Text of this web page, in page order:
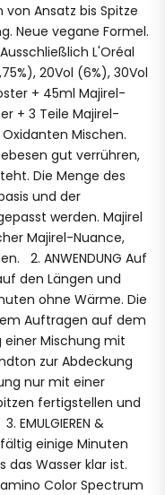
Ansatz bis Spitze
Neue vegane Formel.
Ausschließlich L'Oréal
20Vol (6%), 30Vol
+ 45ml Majirel-
+ 3 Teile Majirel-
Mischen.
gut verrühren,
Die Menge des
und der
werden. Majirel
Majirel-Nuance,
2. ANWENDUNG Auf
den Längen und
ohne Wärme. Die
Auftragen auf dem
einer Mischung mit
zur Abdeckung
nur mit einer
fertigstellen und
&
einige Minuten
das Wasser klar ist.
Color Spectrum